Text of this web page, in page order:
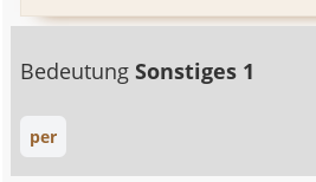
BedeutungSonstiges 1
per